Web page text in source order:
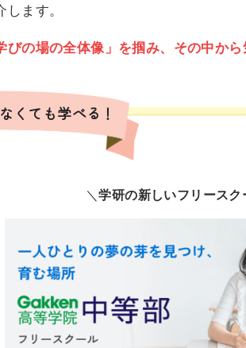
ます。
びの場の全体像」を掴み、その中か
くても学べる！
＼学研の新しいフリースク